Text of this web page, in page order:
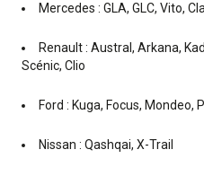
Mercedes : GLA, GLC, Vito,
Renault : Austral, Arkana,
Scénic, Clio
Ford : Kuga, Focus, Mondeo,
Nissan : Qashqai, X-Trail